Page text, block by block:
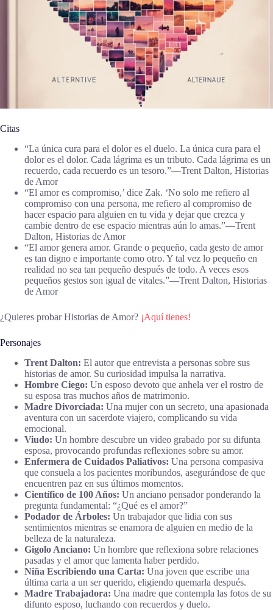
Citas
“La única cura para el dolor es el duelo. La única cura para el
dolor es el dolor. Cada lágrima es un tributo. Cada lágrima es un
recuerdo, cada recuerdo es un tesoro.”―Trent Dalton, Historias
de Amor
“El amor es compromiso,’ dice Zak. ‘No solo me refiero al
compromiso con una persona, me refiero al compromiso de
hacer espacio para alguien en tu vida y dejar que crezca y
cambie dentro de ese espacio mientras aún lo amas.”―Trent
Dalton, Historias de Amor
“El amor genera amor. Grande o pequeño, cada gesto de amor
es tan digno e importante como otro. Y tal vez lo pequeño en
realidad no sea tan pequeño después de todo. A veces esos
pequeños gestos son igual de vitales.”―Trent Dalton, Historias
de Amor
¿Quieres probar Historias de Amor? ¡Aquí tienes!
Personajes
Trent Dalton: El autor que entrevista a personas sobre sus
historias de amor. Su curiosidad impulsa la narrativa.
Hombre Ciego: Un esposo devoto que anhela ver el rostro de
su esposa tras muchos años de matrimonio.
Madre Divorciada: Una mujer con un secreto, una apasionada
aventura con un sacerdote viajero, complicando su vida
emocional.
Viudo: Un hombre descubre un video grabado por su difunta
esposa, provocando profundas reflexiones sobre su amor.
Enfermera de Cuidados Paliativos: Una persona compasiva
que consuela a los pacientes moribundos, asegurándose de que
encuentren paz en sus últimos momentos.
Científico de 100 Años: Un anciano pensador ponderando la
pregunta fundamental: “¿Qué es el amor?”
Podador de Árboles: Un trabajador que lidia con sus
sentimientos mientras se enamora de alguien en medio de la
belleza de la naturaleza.
Gigolo Anciano: Un hombre que reflexiona sobre relaciones
pasadas y el amor que lamenta haber perdido.
Niña Escribiendo una Carta: Una joven que escribe una
última carta a un ser querido, eligiendo quemarla después.
Madre Trabajadora: Una madre que contempla las fotos de su
difunto esposo, luchando con recuerdos y duelo.